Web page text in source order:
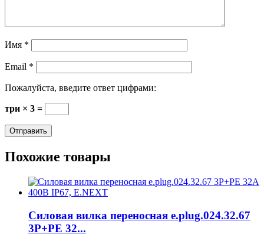
Имя *
Email *
Пожалуйста, введите ответ цифрами:
три × 3 =
Похожие товары
Силовая вилка переносная e.plug.024.32.67
3P+PE 32...